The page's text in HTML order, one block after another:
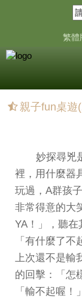
繁體
親子fun桌遊
妙探尋兇是
裡，用什麼器
玩過，A群孩
非常得意的大
YA！」，聽在
「有什麼了
上次還不是輸
的回擊：「怎
「輸不起喔